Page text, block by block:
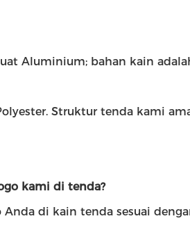
Aluminium; bahan kain
Struktur tenda kami
kami di tenda?
di kain tenda sesuai